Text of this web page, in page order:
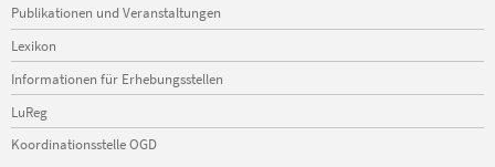
Publikationen und Veranstaltungen
Lexikon
Informationen für Erhebungsstellen
LuReg
Koordinationsstelle OGD